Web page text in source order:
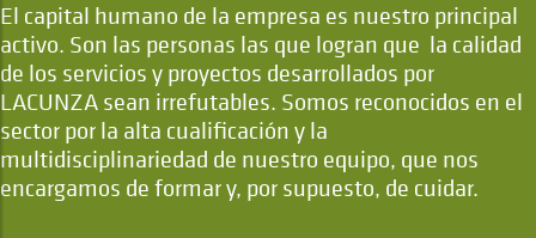
El capital humano de la empresa es nuestro principal
activo. Son las personas las que logran que la calidad
de los servicios y proyectos desarrollados por
LACUNZA sean irrefutables. Somos reconocidos en el
sector por la alta cualificación y la
multidisciplinariedad de nuestro equipo, que nos
encargamos de formar y, por supuesto, de cuidar.